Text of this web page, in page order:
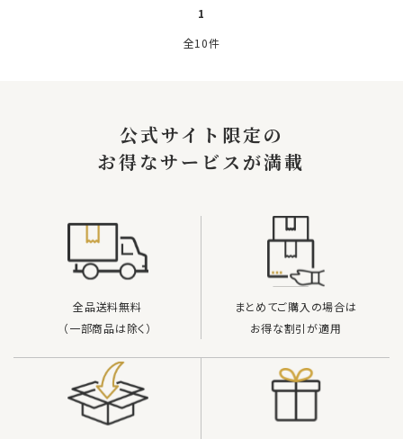
1
全10件
公式サイト限定の
お得なサービスが満載
全品送料無料
（一部商品は除く）
まとめてご購入の場合は
お得な割引が適用